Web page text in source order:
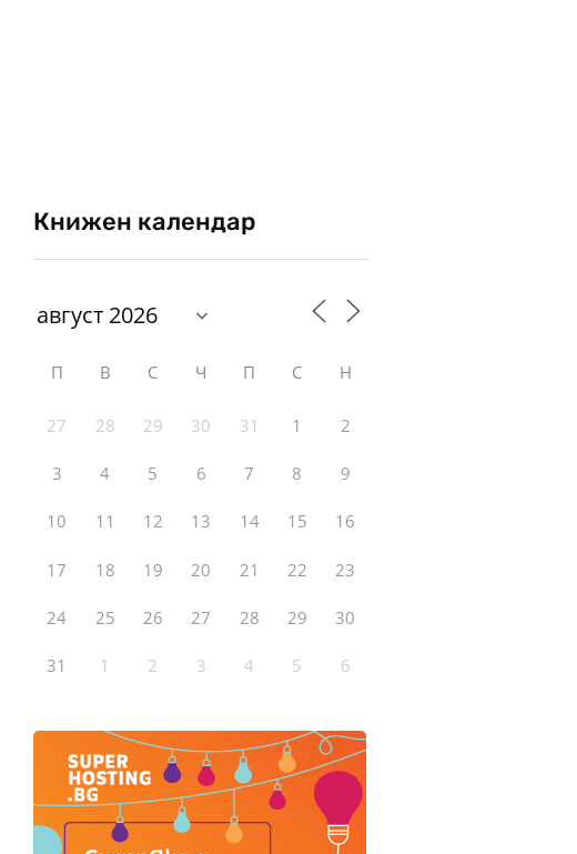
Книжен календар
П В С Ч П С Н
27 28 29 30 31 1 2
3 4 5 6 7 8 9
10 11 12 13 14 15 16
17 18 19 20 21 22 23
24 25 26 27 28 29 30
31 1 2 3 4 5 6